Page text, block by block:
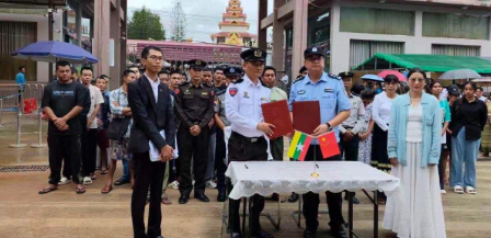
င်ငံခြားရေးရုံး၊ ရွှေလီမြို့ပြည်သူ့အစိုးရ နိုင်ငံခြားရေးရုံးတို့နှင့်
က်သွယ်ဆောင်ရွက်ခဲ့ပြီး ရွှေလီမြို့ရှိ သက်ဆိုင်ရာ တာဝန် ရှိသူမျာ
င့်အတူ ညှိနှိုင်းဆောင်ရွက်ခဲ့ကြောင်း သိရသည်။
သို့ ညှိနှိုင်းပြီးနောက် ဇူလိုင် ၈ ရက်တွင် ရွှေလီ-မူဆယ် နယ်စပ်
ြတ်သန်းသွားလာရေးဂိတ်ဖြစ်သည့် နန်း တော်ဂိတ်မှတစ်ဆင့်
ြန်မာနိုင်ငံသို့ပြန်လည်ပို့ဆောင်ခဲ့ကြောင်း သိရသည်။